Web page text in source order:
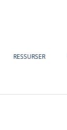
RESSURSER